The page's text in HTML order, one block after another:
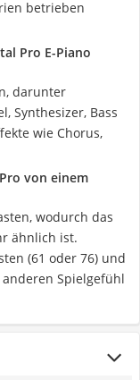
betrieben
Pro E-Piano
darunter
Synthesizer, Bass
wie Chorus,
von einem
wodurch das
ähnlich ist.
(61 oder 76) und
Spielgefühl